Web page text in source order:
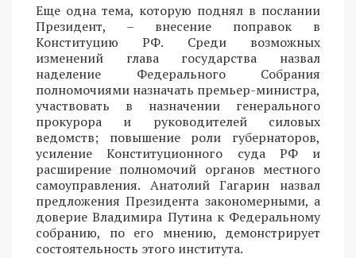
Еще одна тема, которую поднял в послании
Президент, – внесение поправок в
Конституцию РФ. Среди возможных
изменений глава государства назвал
наделение Федерального Собрания
полномочиями назначать премьер-министра,
участвовать в назначении генерального
прокурора и руководителей силовых
ведомств; повышение роли губернаторов,
усиление Конституционного суда РФ и
расширение полномочий органов местного
самоуправления. Анатолий Гагарин назвал
предложения Президента закономерными, а
доверие Владимира Путина к Федеральному
собранию, по его мнению, демонстрирует
состоятельность этого института.